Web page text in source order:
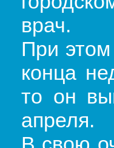
врач.
При
конца
то он
апреля.